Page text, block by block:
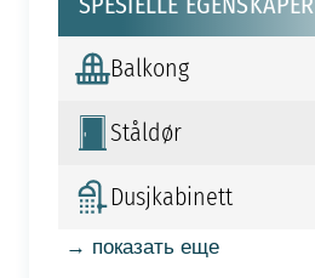
Balkong
Ståldør
Dusjkabinett
→ показать еще